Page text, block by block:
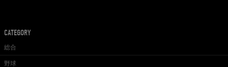
CATEGORY
総合
野球